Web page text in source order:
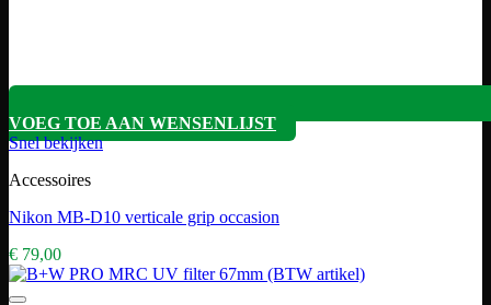
VOEG TOE AAN WENSENLIJST
Snel bekijken
Accessoires
Nikon MB-D10 verticale grip occasion
€ 79,00